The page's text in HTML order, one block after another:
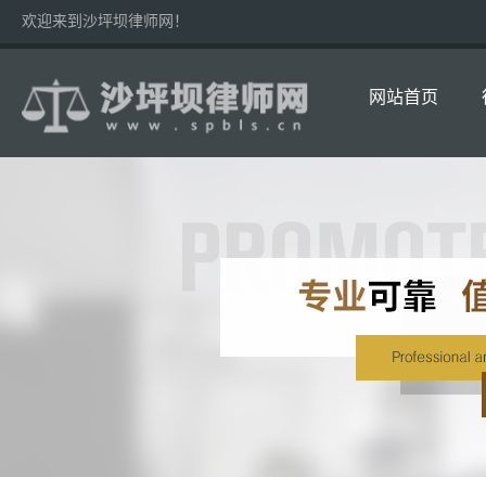
欢迎来到沙坪坝律师网！
网站首页